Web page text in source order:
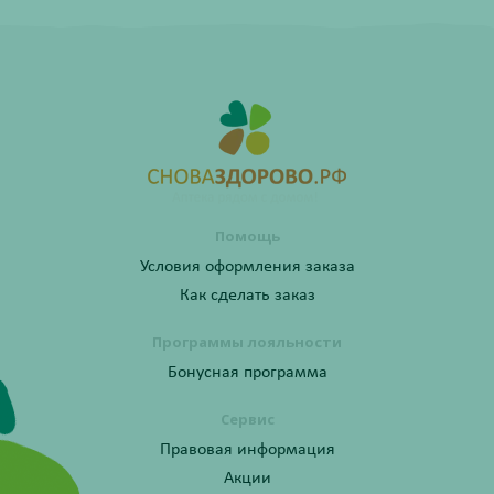
Помощь
Условия оформления заказа
Как сделать заказ
Программы лояльности
Бонусная программа
Сервис
Правовая информация
Акции